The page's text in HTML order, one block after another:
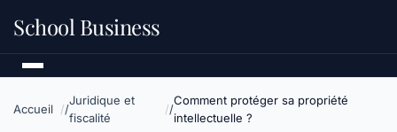
School Business
Accueil
Juridique et
fiscalité
Comment protéger sa propriété
intellectuelle ?